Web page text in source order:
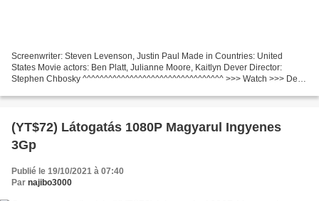
Screenwriter: Steven Levenson, Justin Paul Made in Countries: United
States Movie actors: Ben Platt, Julianne Moore, Kaitlyn Dever Director:
Stephen Chbosky ^^^^^^^^^^^^^^^^^^^^^^^^^^^^^^^^^ >>> Watch >>> Dear
(YT$72) Látogatás 1080P Magyarul Ingyenes
3Gp
Publié le 19/10/2021 à 07:40
Par najibo3000